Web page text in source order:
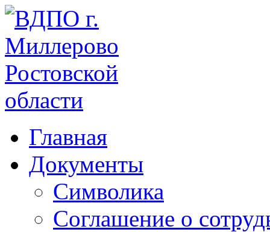
Главная
Документы
Символика
Соглашение о